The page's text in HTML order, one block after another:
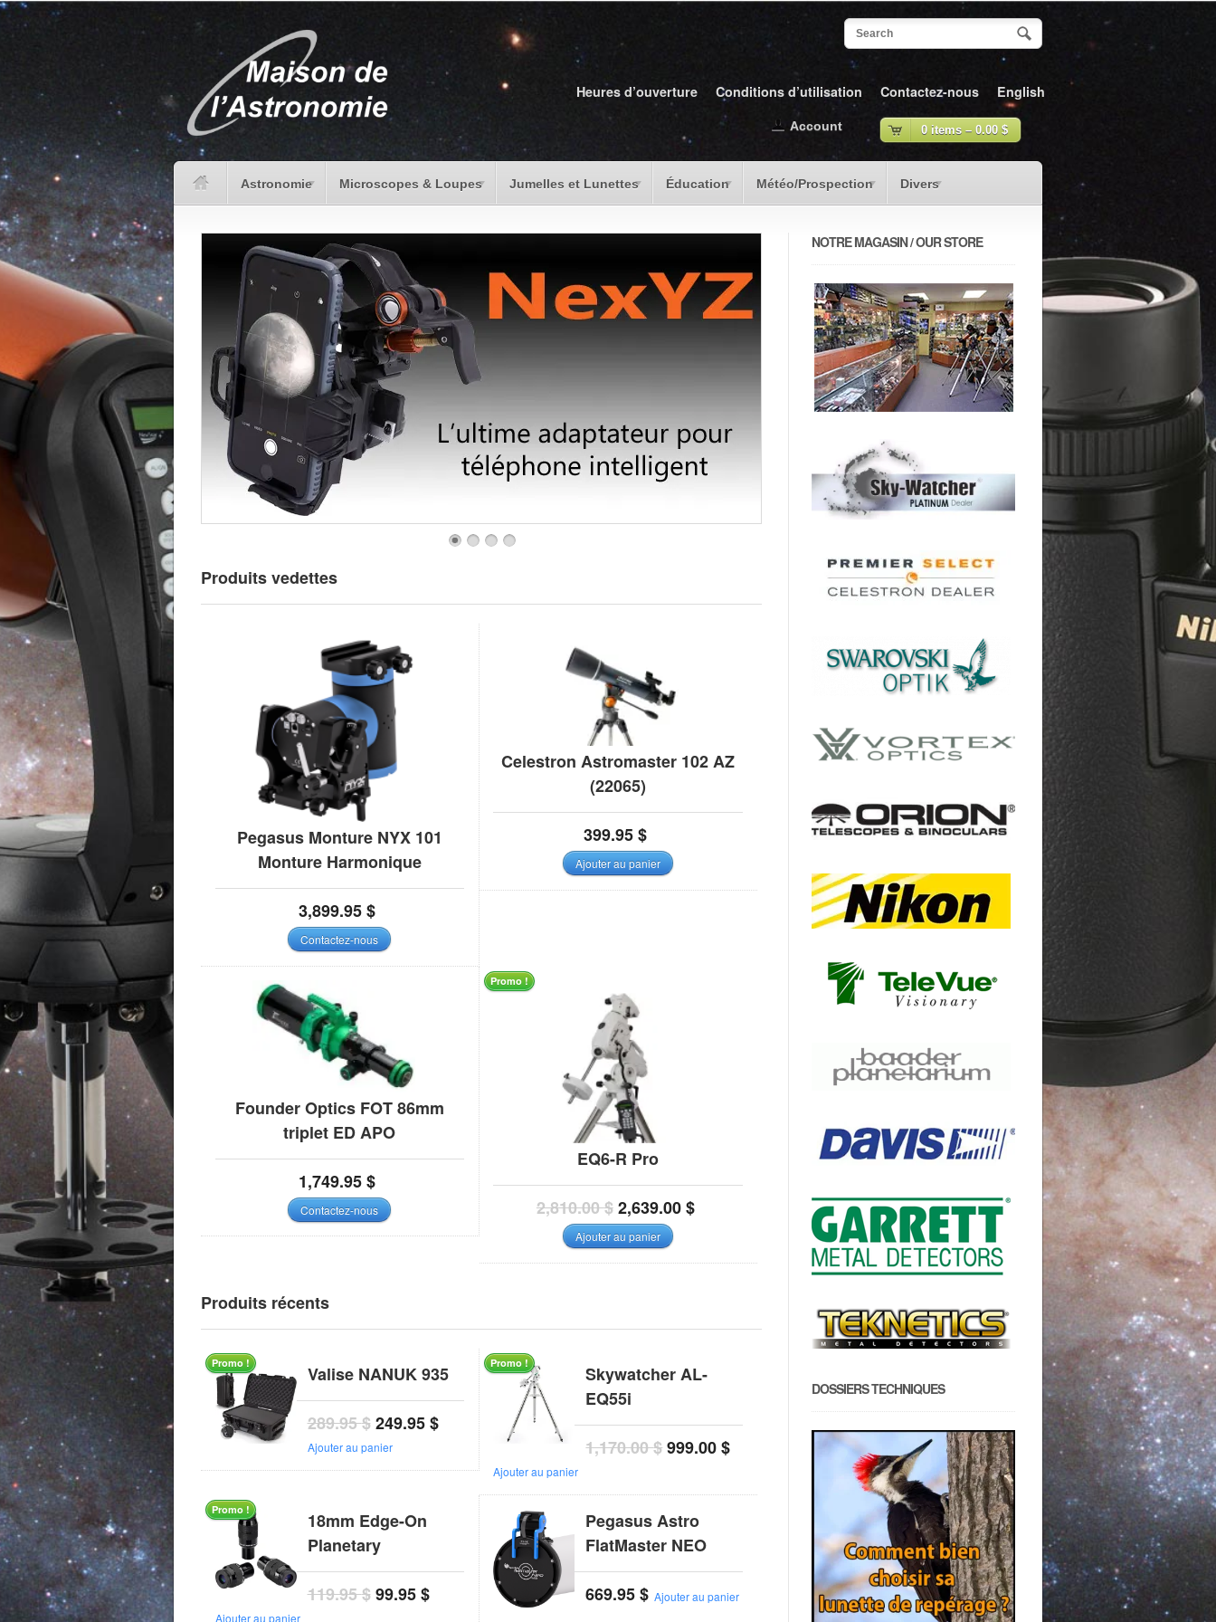
Heures d’ouverture Conditions d’utilisation Contactez-nous English
Astronomie Microscopes & Loupes Jumelles et Lunettes Éducation Météo/Prospection Divers
0 items – 0.00 $
Account
Produits vedettes
Pegasus Monture NYX 101
Monture Harmonique
3,899.95$
Contactez-nous
Celestron Astromaster 102 AZ
(22065)
399.95$
Ajouter au panier
Founder Optics FOT 86mm
triplet ED APO
1,749.95$
Contactez-nous
Promo !
EQ6-R Pro
2,810.00$2,639.00$
Ajouter au panier
Produits récents
Promo ! Valise NANUK 935
289.95$ 249.95$
Ajouter au panier
Promo !
Skywatcher AL-
EQ55i
1,170.00$ 999.00$
Ajouter au panier
Promo !
18mm Edge-On
Planetary
119.95$ 99.95$
Ajouter au panier
Pegasus Astro
FlatMaster NEO
669.95$ Ajouter au panier
NOTRE MAGASIN / OUR STORE
DOSSIERS TECHNIQUES